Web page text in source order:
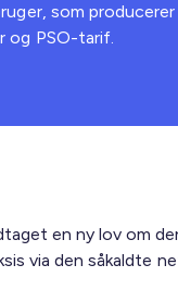
som
og PSO-tarif.
en ny lov om
via den såkaldte